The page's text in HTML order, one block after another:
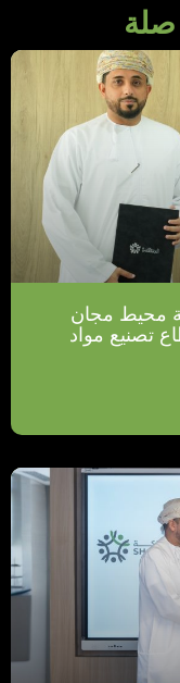
محيط مجان
تصنيع مواد